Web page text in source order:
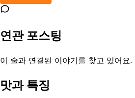
연관 포스팅
이 술과 연결된 이야기를 찾고 있어요.
맛과 특징